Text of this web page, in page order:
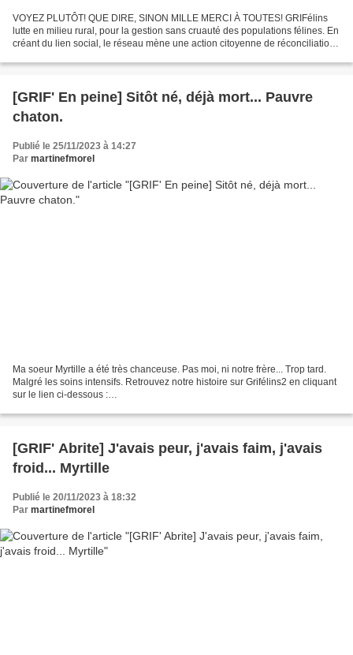
VOYEZ PLUTÔT! QUE DIRE, SINON MILLE MERCI À TOUTES! GRIFélins
lutte en milieu rural, pour la gestion sans cruauté des populations félines. En
créant du lien social, le réseau mène une action citoyenne de réconciliation
[GRIF' En peine] Sitôt né, déjà mort... Pauvre
chaton.
Publié le 25/11/2023 à 14:27
Par martinefmorel
Ma soeur Myrtille a été très chanceuse. Pas moi, ni notre frère... Trop tard.
Malgré les soins intensifs. Retrouvez notre histoire sur Grifélins2 en cliquant
sur le lien ci-dessous :
[GRIF' Abrite] J'avais peur, j'avais faim, j'avais
froid... Myrtille
Publié le 20/11/2023 à 18:32
Par martinefmorel